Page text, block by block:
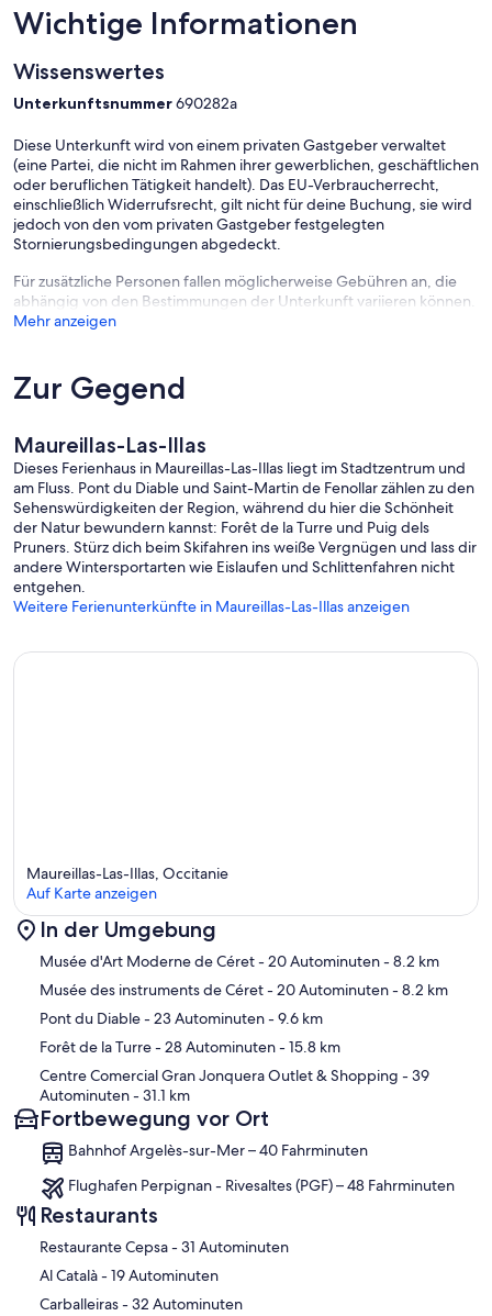
Wichtige Informationen
Wissenswertes
Unterkunftsnummer690282a
Diese Unterkunft wird von einem privaten Gastgeber verwaltet
(eine Partei, die nicht im Rahmen ihrer gewerblichen, geschäftlichen
oder beruflichen Tätigkeit handelt). Das EU-Verbraucherrecht,
einschließlich Widerrufsrecht, gilt nicht für deine Buchung, sie wird
jedoch von den vom privaten Gastgeber festgelegten
Stornierungsbedingungen abgedeckt.
Für zusätzliche Personen fallen möglicherweise Gebühren an, die
abhängig von den Bestimmungen der Unterkunft variieren können.
Mehr anzeigen
Zur Gegend
Maureillas-Las-Illas
Dieses Ferienhaus in Maureillas-Las-Illas liegt im Stadtzentrum und
am Fluss. Pont du Diable und Saint-Martin de Fenollar zählen zu den
Sehenswürdigkeiten der Region, während du hier die Schönheit
der Natur bewundern kannst: Forêt de la Turre und Puig dels
Pruners. Stürz dich beim Skifahren ins weiße Vergnügen und lass dir
andere Wintersportarten wie Eislaufen und Schlittenfahren nicht
entgehen.
Weitere Ferienunterkünfte in Maureillas-Las-Illas anzeigen
Karte
Maureillas-Las-Illas, Occitanie
Auf Karte anzeigen
In der Umgebung
Musée d'Art Moderne de Céret- 20 Autominuten- 8.2 km
Musée des instruments de Céret- 20 Autominuten- 8.2 km
Pont du Diable- 23 Autominuten- 9.6 km
Forêt de la Turre- 28 Autominuten- 15.8 km
Centre Comercial Gran Jonquera Outlet & Shopping - 39
Autominuten- 31.1 km
Fortbewegung vor Ort
Bahnhof Argelès-sur-Mer – 40 Fahrminuten
Flughafen Perpignan - Rivesaltes (PGF) – 48 Fahrminuten
Restaurants
‪Restaurante Cepsa - ‬31 Autominuten
‪Al Català - ‬19 Autominuten
‪Carballeiras - ‬32 Autominuten